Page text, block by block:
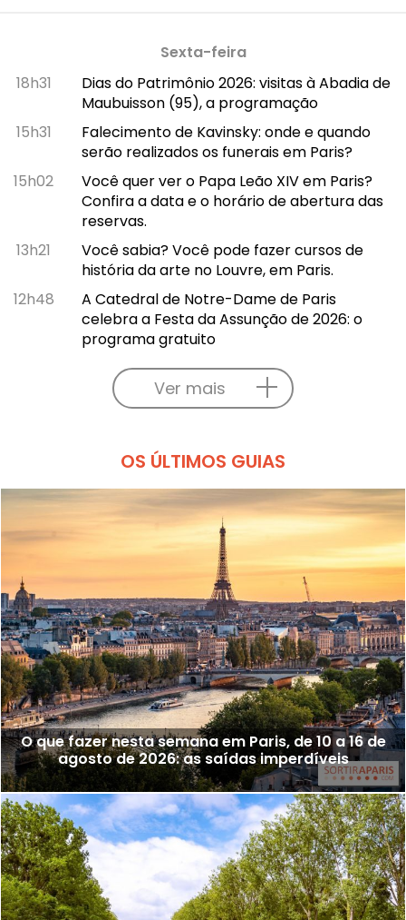
Sexta-feira
18h31
Dias do Patrimônio 2026: visitas à Abadia de
Maubuisson (95), a programação
15h31
Falecimento de Kavinsky: onde e quando
serão realizados os funerais em Paris?
15h02
Você quer ver o Papa Leão XIV em Paris?
Confira a data e o horário de abertura das
reservas.
13h21
Você sabia? Você pode fazer cursos de
história da arte no Louvre, em Paris.
12h48
A Catedral de Notre-Dame de Paris
celebra a Festa da Assunção de 2026: o
programa gratuito
Ver mais
OS ÚLTIMOS GUIAS
O que fazer nesta semana em Paris, de 10 a 16 de
agosto de 2026: as saídas imperdíveis